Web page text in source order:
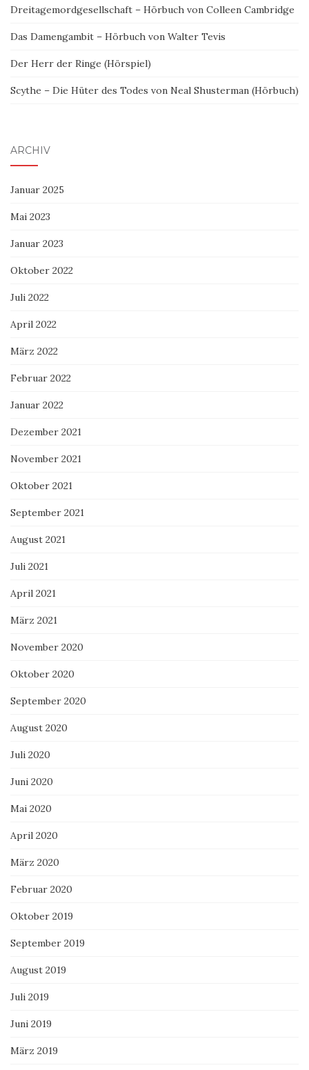
Dreitagemordgesellschaft – Hörbuch von Colleen Cambridge
Das Damengambit – Hörbuch von Walter Tevis
Der Herr der Ringe (Hörspiel)
Scythe – Die Hüter des Todes von Neal Shusterman (Hörbuch)
ARCHIV
Januar 2025
Mai 2023
Januar 2023
Oktober 2022
Juli 2022
April 2022
März 2022
Februar 2022
Januar 2022
Dezember 2021
November 2021
Oktober 2021
September 2021
August 2021
Juli 2021
April 2021
März 2021
November 2020
Oktober 2020
September 2020
August 2020
Juli 2020
Juni 2020
Mai 2020
April 2020
März 2020
Februar 2020
Oktober 2019
September 2019
August 2019
Juli 2019
Juni 2019
März 2019